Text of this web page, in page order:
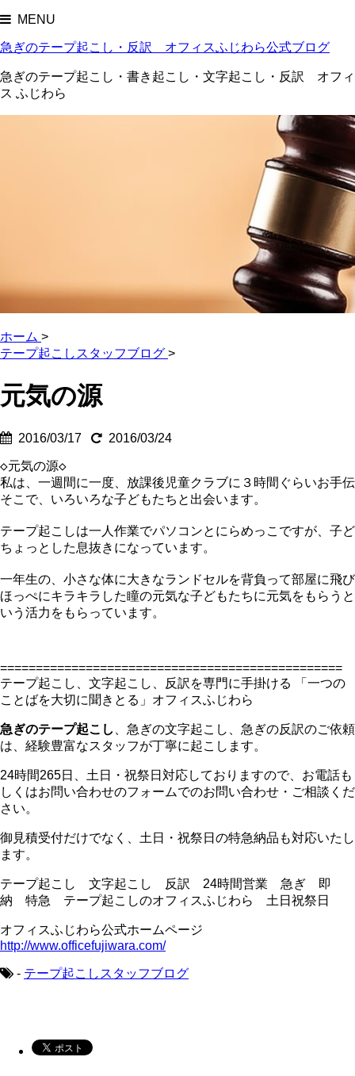
MENU
急ぎのテープ起こし・反訳 オフィスふじわら公式ブログ
急ぎのテープ起こし・書き起こし・文字起こし・反訳 オフィ
ス ふじわら
ホーム >
テープ起こしスタッフブログ >
元気の源
2016/03/17 2016/03/24
◇元気の源◇
私は、一週間に一度、放課後児童クラブに３時間ぐらいお手
そこで、いろいろな子どもたちと出会います。
テープ起こしは一人作業でパソコンとにらめっこですが、子
ちょっとした息抜きになっています。
一年生の、小さな体に大きなランドセルを背負って部屋に飛
ほっぺにキラキラした瞳の元気な子どもたちに元気をもらう
いう活力をもらっています。
================================================
テープ起こし、文字起こし、反訳を専門に手掛ける 「一つの
ことばを大切に聞きとる」オフィスふじわら
急ぎのテープ起こし
、急ぎの文字起こし、急ぎの反訳のご依頼
は、経験豊富なスタッフが丁寧に起こします。
24時間265日、土日・祝祭日対応しておりますので、お電話も
しくはお問い合わせのフォームでのお問い合わせ・ご相談くだ
さい。
御見積受付だけでなく、土日・祝祭日の特急納品も対応いたし
ます。
テープ起こし 文字起こし 反訳 24時間営業 急ぎ 即
納 特急 テープ起こしのオフィスふじわら 土日祝祭日
オフィスふじわら公式ホームページ
http://www.officefujiwara.com/
- テープ起こしスタッフブログ